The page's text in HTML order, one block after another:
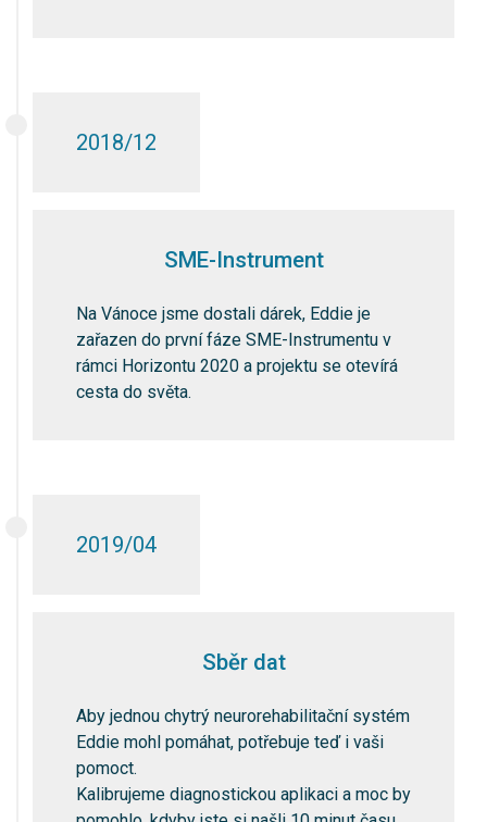
2018/12
SME-Instrument
Na Vánoce jsme dostali dárek, Eddie je
zařazen do první fáze SME-Instrumentu v
rámci Horizontu 2020 a projektu se otevírá
cesta do světa.
2019/04
Sběr dat
Aby jednou chytrý neurorehabilitační systém
Eddie mohl pomáhat, potřebuje teď i vaši
pomoct.
Kalibrujeme diagnostickou aplikaci a moc by